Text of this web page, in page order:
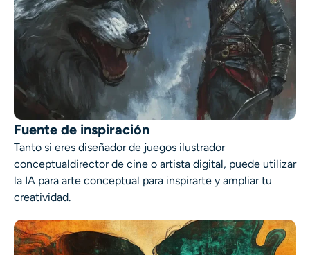
Fuente de inspiración
Tanto si eres diseñador de juegos ilustrador
conceptualdirector de cine o artista digital, puede utilizar
la IA para arte conceptual para inspirarte y ampliar tu
creatividad.